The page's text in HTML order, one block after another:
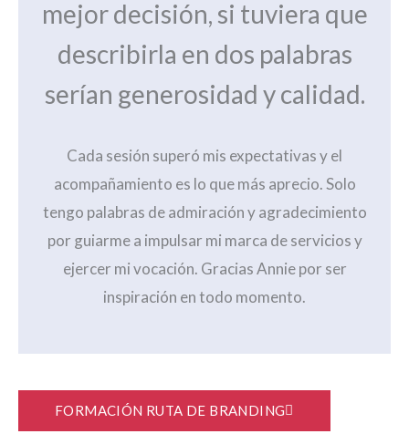
mejor decisión, si tuviera que
describirla en dos palabras
serían generosidad y calidad.
Cada sesión superó mis expectativas y el
acompañamiento es lo que más aprecio. Solo
tengo palabras de admiración y agradecimiento
por guiarme a impulsar mi marca de servicios y
ejercer mi vocación. Gracias Annie por ser
inspiración en todo momento.
FORMACIÓN RUTA DE BRANDING